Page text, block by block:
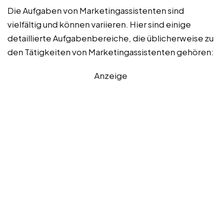
Die Aufgaben von Marketingassistenten sind
vielfältig und können variieren. Hier sind einige
detaillierte Aufgabenbereiche, die üblicherweise zu
den Tätigkeiten von Marketingassistenten gehören:
Anzeige